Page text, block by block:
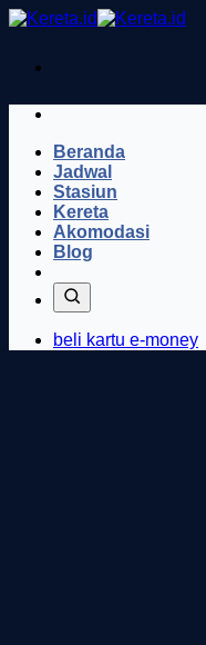
Skip
Beranda
Jadwal
Stasiun
Kereta
Akomodasi
Blog
beli kartu e-money